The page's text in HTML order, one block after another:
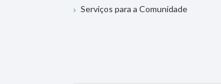
Serviços para a Comunidade